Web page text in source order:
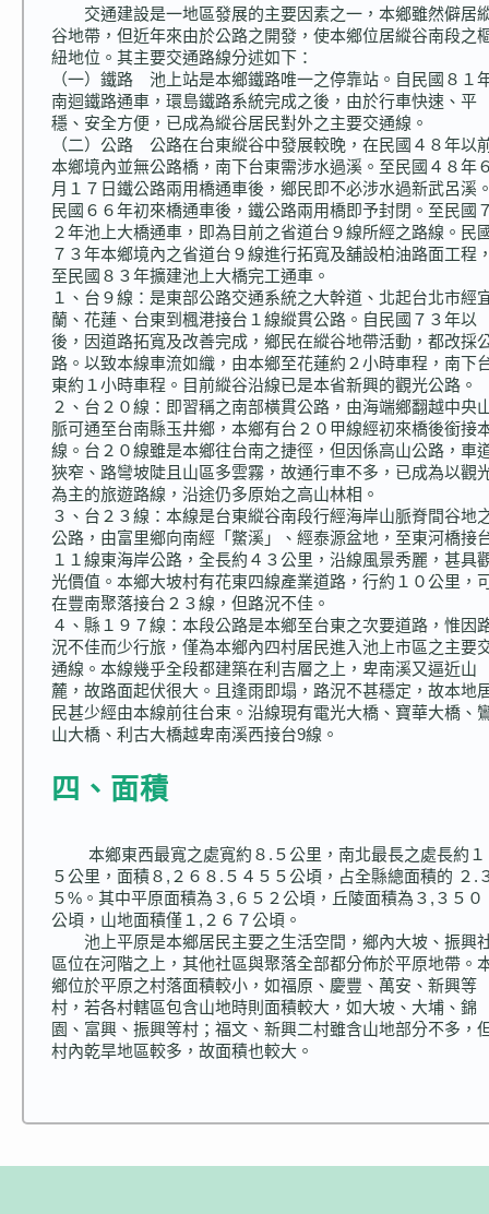
交通建設是一地區發展的主要因素之一，本鄉雖然僻居
谷地帶，但近年來由於公路之開發，使本鄉位居縱谷南段之
紐地位。其主要交通路線分述如下：
（一）鐵路 池上站是本鄉鐵路唯一之停靠站。自民國８１
南迴鐵路通車，環島鐵路系統完成之後，由於行車快速、平
穩、安全方便，已成為縱谷居民對外之主要交通線。
（二）公路 公路在台東縱谷中發展較晚，在民國４８年以
本鄉境內並無公路橋，南下台東需涉水過溪。至民國４８年
月１７日鐵公路兩用橋通車後，鄉民即不必涉水過新武呂溪
民國６６年初來橋通車後，鐵公路兩用橋即予封閉。至民國
２年池上大橋通車，即為目前之省道台９線所經之路線。民
７３年本鄉境內之省道台９線進行拓寬及舖設柏油路面工程
至民國８３年擴建池上大橋完工通車。
１、台９線：是東部公路交通系統之大幹道、北起台北市經
蘭、花蓮、台東到楓港接台１線縱貫公路。自民國７３年以
後，因道路拓寬及改善完成，鄉民在縱谷地帶活動，都改採
路。以致本線車流如織，由本鄉至花蓮約２小時車程，南下
東約１小時車程。目前縱谷沿線已是本省新興的觀光公路。
２、台２０線：即習稱之南部橫貫公路，由海端鄉翻越中央
脈可通至台南縣玉井鄉，本鄉有台２０甲線經初來橋後銜接
線。台２０線雖是本鄉往台南之捷徑，但因係高山公路，車
狹窄、路彎坡陡且山區多雲霧，故通行車不多，已成為以觀
為主的旅遊路線，沿途仍多原始之高山林相。
３、台２３線：本線是台東縱谷南段行經海岸山脈脊間谷地
公路，由富里鄉向南經「鱉溪」、經泰源盆地，至東河橋接
１１線東海岸公路，全長約４３公里，沿線風景秀麗，甚具
光價值。本鄉大坡村有花東四線產業道路，行約１０公里，
在豐南聚落接台２３線，但路況不佳。
４、縣１９７線：本段公路是本鄉至台東之次要道路，惟因
況不佳而少行旅，僅為本鄉內四村居民進入池上市區之主要
通線。本線幾乎全段都建築在利吉層之上，卑南溪又逼近山
麓，故路面起伏很大。且逢雨即塌，路況不甚穩定，故本地
民甚少經由本線前往台束。沿線現有電光大橋、寶華大橋、
山大橋、利古大橋越卑南溪西接台9線。
四、面積
本鄉東西最寬之處寬約８.５公里，南北最長之處長約１
５公里，面積８,２６８.５４５５公頃，占全縣總面積的 ２.
５%。其中平原面積為３,６５２公頃，丘陵面積為３,３５０
公頃，山地面積僅１,２６７公頃。
池上平原是本鄉居民主要之生活空間，鄉內大坡、振興
區位在河階之上，其他社區與聚落全部都分佈於平原地帶。
鄉位於平原之村落面積較小，如福原、慶豐、萬安、新興等
村，若各村轄區包含山地時則面積較大，如大坡、大埔、錦
園、富興、振興等村；福文、新興二村雖含山地部分不多，
村內乾旱地區較多，故面積也較大。